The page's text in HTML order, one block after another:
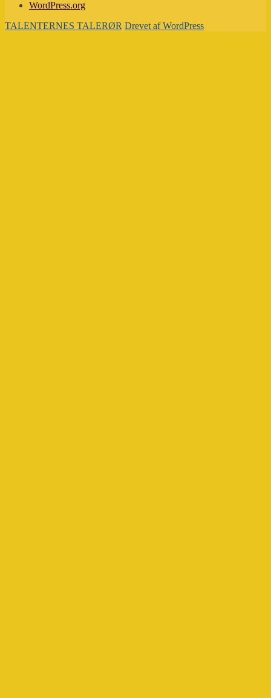
WordPress.org
TALENTERNES TALERØR Drevet af WordPress